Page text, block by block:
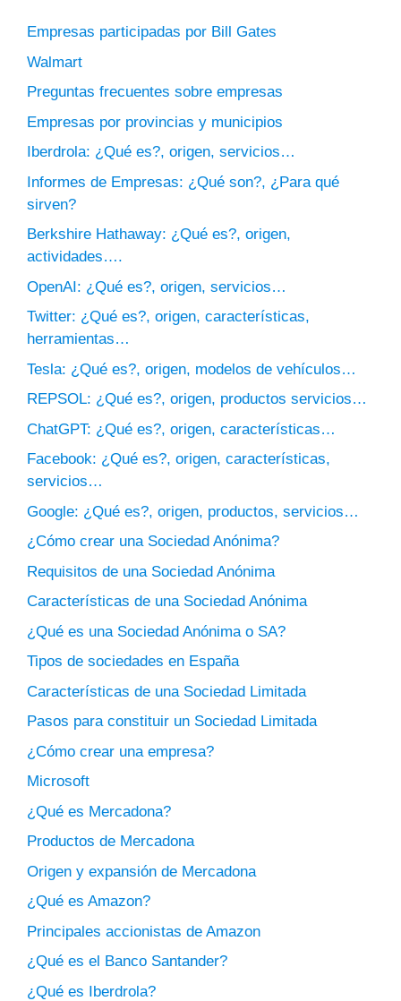
Empresas participadas por Bill Gates
Walmart
Preguntas frecuentes sobre empresas
Empresas por provincias y municipios
Iberdrola: ¿Qué es?, origen, servicios…
Informes de Empresas: ¿Qué son?, ¿Para qué
sirven?
Berkshire Hathaway: ¿Qué es?, origen,
actividades….
OpenAI: ¿Qué es?, origen, servicios…
Twitter: ¿Qué es?, origen, características,
herramientas…
Tesla: ¿Qué es?, origen, modelos de vehículos…
REPSOL: ¿Qué es?, origen, productos servicios…
ChatGPT: ¿Qué es?, origen, características…
Facebook: ¿Qué es?, origen, características,
servicios…
Google: ¿Qué es?, origen, productos, servicios…
¿Cómo crear una Sociedad Anónima?
Requisitos de una Sociedad Anónima
Características de una Sociedad Anónima
¿Qué es una Sociedad Anónima o SA?
Tipos de sociedades en España
Características de una Sociedad Limitada
Pasos para constituir un Sociedad Limitada
¿Cómo crear una empresa?
Microsoft
¿Qué es Mercadona?
Productos de Mercadona
Origen y expansión de Mercadona
¿Qué es Amazon?
Principales accionistas de Amazon
¿Qué es el Banco Santander?
¿Qué es Iberdrola?